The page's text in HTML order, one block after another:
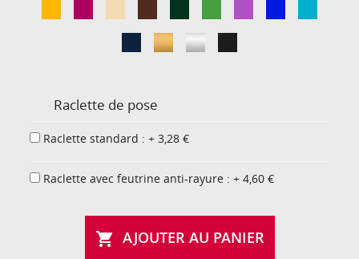
Raclette de pose
Raclette standard : + 3,28 €
Raclette avec feutrine anti-rayure : + 4,60 €
 AJOUTER AU PANIER